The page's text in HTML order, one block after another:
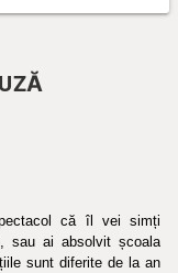
că îl vei simți
sau ai absolvit școala
sunt diferite de la an